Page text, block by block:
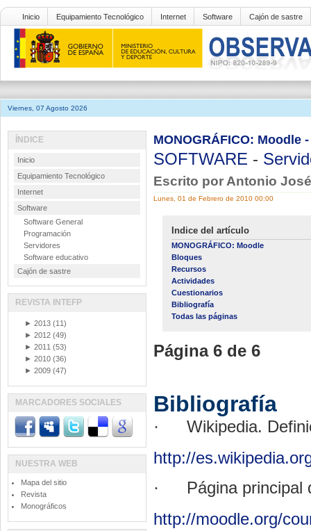
Inicio Equipamiento Tecnológico Internet Software Cajón de sastre
Viernes, 07 Agosto 2026
MONOGRÁFICO: Moodle
SOFTWARE -
Escrito por Antonio
Lunes, 01 de Febrero de 2010 00:00
Indice del artículo
MONOGRÁFICO: Moodle
Bloques
Recursos
Actividades
Cuestionarios
Bibliografía
Todas las páginas
Página 6 de 6
Bibliografía
·
Wikipedia.
http://
·
Página principal
http://moodle.org/
ÍNDICE
Inicio
Equipamiento Tecnológico
Internet
Software
Software General
Programación
Servidores
Software educativo
Cajón de sastre
REVISTA INTEFP
► 2013 (11)
► 2012 (49)
► 2011 (53)
► 2010 (36)
► 2009 (47)
MARCADORES SOCIALES
NUESTRA WEB
Mapa del sitio
Revista
Monográficos